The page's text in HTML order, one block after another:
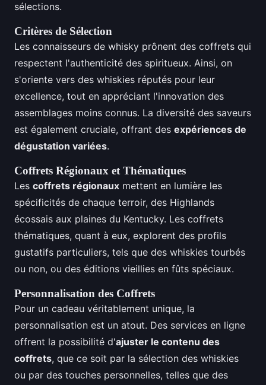
sélections.
Critères de Sélection
Les connaisseurs de whisky prônent des coffrets qui
respectent l'authenticité des spiritueux. Ainsi, on
s'oriente vers des whiskies réputés pour leur
excellence, tout en appréciant l'innovation des
assemblages moins connus. La diversité des saveurs
est également cruciale, offrant des expériences de
dégustation variées.
Coffrets Régionaux et Thématiques
Les coffrets régionaux mettent en lumière les
spécificités de chaque terroir, des Highlands
écossais aux plaines du Kentucky. Les coffrets
thématiques, quant à eux, explorent des profils
gustatifs particuliers, tels que des whiskies tourbés
ou non, ou des éditions vieillies en fûts spéciaux.
Personnalisation des Coffrets
Pour un cadeau véritablement unique, la
personnalisation est un atout. Des services en ligne
offrent la possibilité d'ajuster le contenu des
coffrets, que ce soit par la sélection des whiskies
ou par des touches personnelles, telles que des